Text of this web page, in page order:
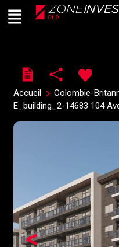
Live
En Direct
Menu
Accueil Colombie-
E_building_2-14683 104
<